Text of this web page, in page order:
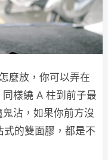
麼放，你可以弄在
樣繞 A 柱到前子最
沾，如果你前方沒
的雙面膠，都是不